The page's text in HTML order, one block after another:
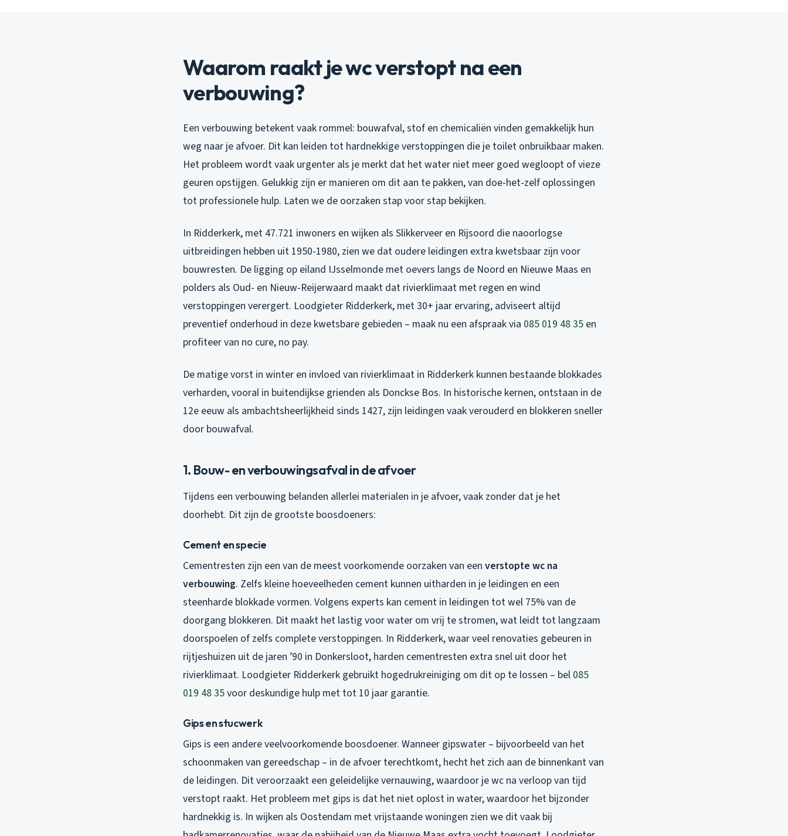
Waarom raakt je wc verstopt na een
verbouwing?
Een verbouwing betekent vaak rommel: bouwafval, stof en chemicaliën vinden gemakkelijk hun
weg naar je afvoer. Dit kan leiden tot hardnekkige verstoppingen die je toilet onbruikbaar maken.
Het probleem wordt vaak urgenter als je merkt dat het water niet meer goed wegloopt of vieze
geuren opstijgen. Gelukkig zijn er manieren om dit aan te pakken, van doe-het-zelf oplossingen
tot professionele hulp. Laten we de oorzaken stap voor stap bekijken.
In Ridderkerk, met 47.721 inwoners en wijken als Slikkerveer en Rijsoord die naoorlogse
uitbreidingen hebben uit 1950-1980, zien we dat oudere leidingen extra kwetsbaar zijn voor
bouwresten. De ligging op eiland IJsselmonde met oevers langs de Noord en Nieuwe Maas en
polders als Oud- en Nieuw-Reijerwaard maakt dat rivierklimaat met regen en wind
verstoppingen verergert. Loodgieter Ridderkerk, met 30+ jaar ervaring, adviseert altijd
preventief onderhoud in deze kwetsbare gebieden – maak nu een afspraak via 085 019 48 35 en
profiteer van no cure, no pay.
De matige vorst in winter en invloed van rivierklimaat in Ridderkerk kunnen bestaande blokkades
verharden, vooral in buitendijkse grienden als Donckse Bos. In historische kernen, ontstaan in de
12e eeuw als ambachtsheerlijkheid sinds 1427, zijn leidingen vaak verouderd en blokkeren sneller
door bouwafval.
1. Bouw- en verbouwingsafval in de afvoer
Tijdens een verbouwing belanden allerlei materialen in je afvoer, vaak zonder dat je het
doorhebt. Dit zijn de grootste boosdoeners:
Cement en specie
Cementresten zijn een van de meest voorkomende oorzaken van een verstopte wc na
verbouwing. Zelfs kleine hoeveelheden cement kunnen uitharden in je leidingen en een
steenharde blokkade vormen. Volgens experts kan cement in leidingen tot wel 75% van de
doorgang blokkeren. Dit maakt het lastig voor water om vrij te stromen, wat leidt tot langzaam
doorspoelen of zelfs complete verstoppingen. In Ridderkerk, waar veel renovaties gebeuren in
rijtjeshuizen uit de jaren ’90 in Donkersloot, harden cementresten extra snel uit door het
rivierklimaat. Loodgieter Ridderkerk gebruikt hogedrukreiniging om dit op te lossen – bel 085
019 48 35voor deskundige hulp met tot 10 jaar garantie.
Gips en stucwerk
Gips is een andere veelvoorkomende boosdoener. Wanneer gipswater – bijvoorbeeld van het
schoonmaken van gereedschap – in de afvoer terechtkomt, hecht het zich aan de binnenkant van
de leidingen. Dit veroorzaakt een geleidelijke vernauwing, waardoor je wc na verloop van tijd
verstopt raakt. Het probleem met gips is dat het niet oplost in water, waardoor het bijzonder
hardnekkig is. In wijken als Oostendam met vrijstaande woningen zien we dit vaak bij